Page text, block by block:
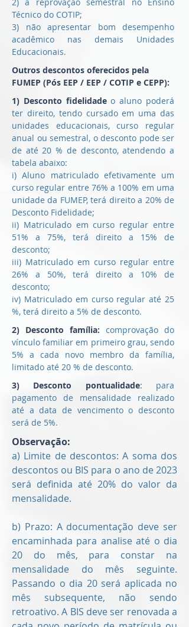
Técnico do COTIP;
3) não apresentar bom desempenho
acadêmico nas demais Unidades
Educacionais.
Outros descontos oferecidos pela
FUMEP (Pós EEP / EEP / COTIP e CEPP):
1) Desconto fidelidade o aluno poderá
ter direito, tendo cursado em uma das
unidades educacionais, curso regular
anual ou semestral, o desconto pode ser
de até 20 % de desconto, atendendo a
tabela abaixo:
i) Aluno matriculado efetivamente um
curso regular entre 76% a 100% em uma
unidade da FUMEP, terá direito a 20% de
Desconto Fidelidade;
ii) Matriculado em curso regular entre
51% a 75%, terá direito a 15% de
desconto;
iii) Matriculado em curso regular entre
26% a 50%, terá direito a 10% de
desconto;
iv) Matriculado em curso regular até 25
%, terá direito a 5% de desconto.
2) Desconto família: comprovação do
vínculo familiar em primeiro grau, sendo
5% a cada novo membro da família,
limitado até 20 % de desconto.
3) Desconto pontualidade: para
pagamento de mensalidade realizado
até a data de vencimento o desconto
será de 5%.
Observação:
a) Limite de descontos:A soma dos
descontos ou BIS para o ano de 2023
será definida até 20% do valor da
mensalidade.
b) Prazo: A documentação deve ser
encaminhada para analise até o dia
20 do mês, para constar na
mensalidade do mês seguinte.
Passando o dia 20 será aplicada no
mês subsequente, não sendo
retroativo. A BIS deve ser renovada a